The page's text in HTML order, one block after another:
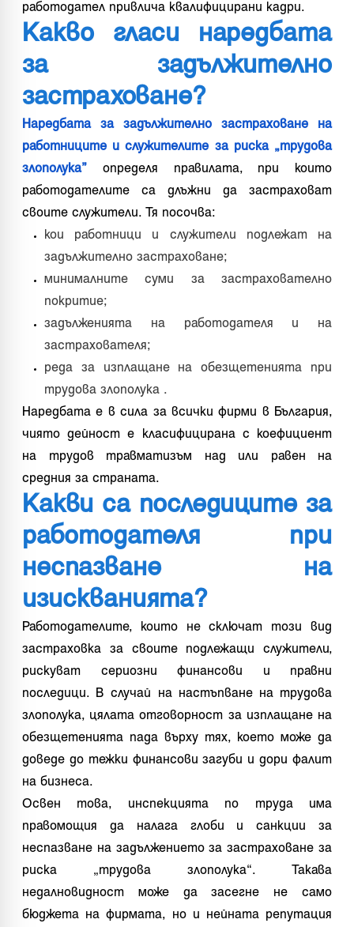
работодател привлича квалифицирани кадри.
Какво гласи наредбата
за задължително
застраховане?
Наредбата за задължително застраховане на
работниците и служителите за риска „трудова
злополука” определя правилата, при които
работодателите са длъжни да застраховат
своите служители. Тя посочва:
кои работници и служители подлежат на
задължително застраховане;
минималните суми за застрахователно
покритие;
задълженията на работодателя и на
застрахователя;
реда за изплащане на обезщетенията при
трудова злополука .
Наредбата е в сила за всички фирми в България,
чиято дейност е класифицирана с коефициент
на трудов травматизъм над или равен на
средния за страната.
Какви са последиците за
работодателя при
неспазване на
изискванията?
Работодателите, които не сключат този вид
застраховка за своите подлежащи служители,
рискуват сериозни финансови и правни
последици. В случай на настъпване на трудова
злополука, цялата отговорност за изплащане на
обезщетенията пада върху тях, което може да
доведе до тежки финансови загуби и дори фалит
на бизнеса.
Освен това, инспекцията по труда има
правомощия да налага глоби и санкции за
неспазване на задължението за застраховане за
риска „трудова злополука“. Такава
недалновидност може да засегне не само
бюджета на фирмата, но и нейната репутация